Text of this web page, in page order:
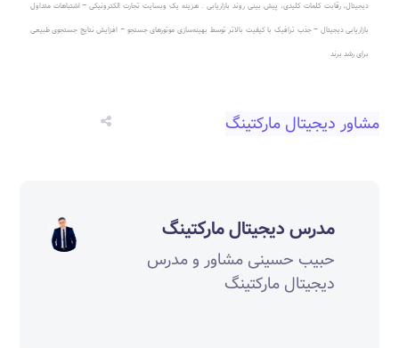
دیجیتال، رقابت کلمات کلیدی، پیش بینی روند بازاریابی . هزینه یک وبسایت تجارت الکترونیکی – اشتباهات متداول
بازاریابی دیجیتال – جذب ترافیک با کیفیت بالاتر توسط بهینه‌سازی موتورهای جستجو – افزایش نتایج جستجوی طبیعی
برای رشد برند
مشاور دیجیتال مارکتینگ
مدرس دیجیتال مارکتینگ
حبیب حسینی مشاور و مدرس
دیجیتال مارکتینگ